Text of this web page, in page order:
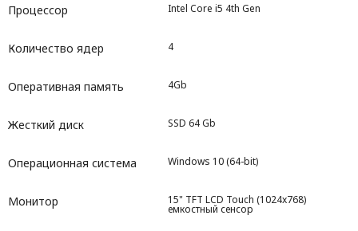
Процессор Intel Core i5 4th Gen
Количество ядер 4
Оперативная память 4Gb
Жесткий диск SSD 64 Gb
Операционная система Windows 10 (64-bit)
Монитор 15" TFT LCD Touch (1024x768)
емкостный сенсор